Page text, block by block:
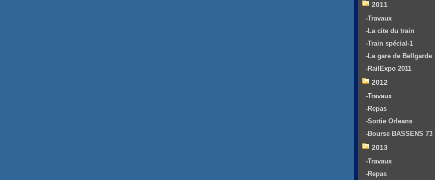
2011
-Travaux
-La cite du train
-Train spécial-1
-La gare de Bellgarde
-RailExpo 2011
2012
-Travaux
-Repas
-Sortie Orleans
-Bourse BASSENS 73
2013
-Travaux
-Repas